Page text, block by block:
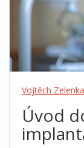
Vojtěch Zelenka
Úvod